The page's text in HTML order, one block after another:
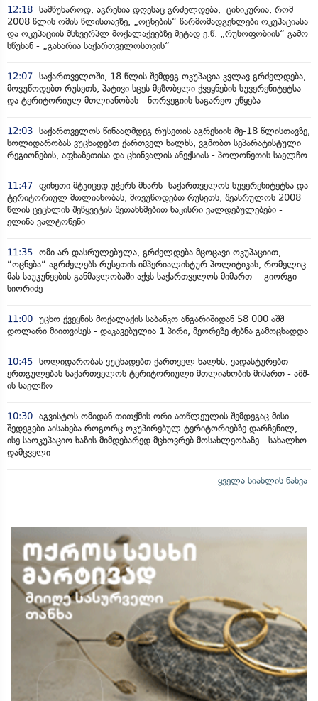
12:18 სამწუხაროდ, აგრესია დღესაც გრძელდება, ცინიკურია, რომ
2008 წლის ომის წლისთავზე, „ოცნების“ წარმომადგენლები ოკუპაციასა
და ოკუპაციის მსხვერპლ მოქალაქეებზე მეტად ე.წ. „რუსოფობიის“ გამო
სწუხან - „გახარია საქართველოსთვის“
12:07 საქართველოში, 18 წლის შემდეგ ოკუპაცია კვლავ გრძელდება,
მოვუწოდებთ რუსეთს, პატივი სცეს მეზობელი ქვეყნების სუვერენიტეტსა
და ტერიტორიულ მთლიანობას - ნორვეგიის საგარეო უწყება
12:03 საქართველოს წინააღმდეგ რუსეთის აგრესიის მე-18 წლისთავზე,
სოლიდარობას ვუცხადებთ ქართველ ხალხს, ვგმობთ სეპარატისტული
რეგიონების, აფხაზეთისა და ცხინვალის ანექსიას - პოლონეთის საელჩო
11:47 ფინეთი მტკიცედ უჭერს მხარს საქართველოს სუვერენიტეტსა და
ტერიტორიულ მთლიანობას, მოვუწოდებთ რუსეთს, შეასრულოს 2008
წლის ცეცხლის შეწყვეტის შეთანხმებით ნაკისრი ვალდებულებები -
ელინა ვალტონენი
11:35 ომი არ დასრულებულა, გრძელდება მცოცავი ოკუპაციით,
“ოცნება“ აგრძელებს რუსეთის იმპერიალისტურ პოლიტიკას, რომელიც
მას საუკუნეების განმავლობაში აქვს საქართველოს მიმართ - გიორგი
სიორიძე
11:00 უცხო ქვეყნის მოქალაქის საბანკო ანგარიშიდან 58 000 აშშ
დოლარი მიითვისეს - დაკავებულია 1 პირი, მეორეზე ძებნა გამოცხადდა
10:45 სოლიდარობას ვუცხადებთ ქართველ ხალხს, ვადასტურებთ
ერთგულებას საქართველოს ტერიტორიული მთლიანობის მიმართ - აშშ-
ის საელჩო
10:30 აგვისტოს ომიდან თითქმის ორი ათწლეულის შემდეგაც მისი
შედეგები აისახება როგორც ოკუპირებულ ტერიტორიებზე დარჩენილ,
ისე საოკუპაციო ხაზის მიმდებარედ მცხოვრებ მოსახლეობაზე - სახალხო
დამცველი
ყველა სიახლის ნახვა